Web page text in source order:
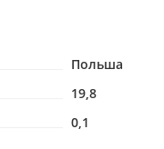
Польша
19,8
0,1